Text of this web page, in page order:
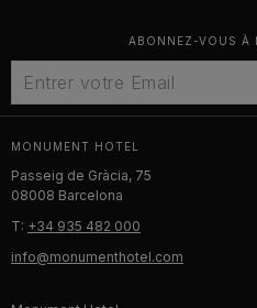
ABONNEZ-VOUS À
MONUMENT HOTEL
Passeig de Gràcia, 75
08008 Barcelona
T: +34 935 482 000
info@monumenthotel.com